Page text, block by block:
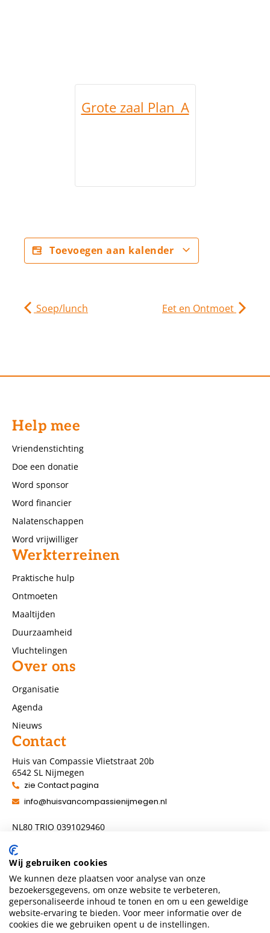
Grote zaal Plan_A
Toevoegen aan kalender
Soep/lunch Eet en Ontmoet
Help mee
Vriendenstichting
Doe een donatie
Word sponsor
Word financier
Nalatenschappen
Word vrijwilliger
Werkterreinen
Praktische hulp
Ontmoeten
Maaltijden
Duurzaamheid
Vluchtelingen
Over ons
Organisatie
Agenda
Nieuws
Contact
Huis van Compassie Vlietstraat 20b
6542 SL Nijmegen
zie Contact pagina
info@huisvancompassienijmegen.nl
NL80 TRIO 0391029460
Volg ons
Wij gebruiken cookies
We kunnen deze plaatsen voor analyse van onze
bezoekersgegevens, om onze website te verbeteren,
gepersonaliseerde inhoud te tonen en om u een geweldige
website-ervaring te bieden. Voor meer informatie over de
cookies die we gebruiken opent u de instellingen.